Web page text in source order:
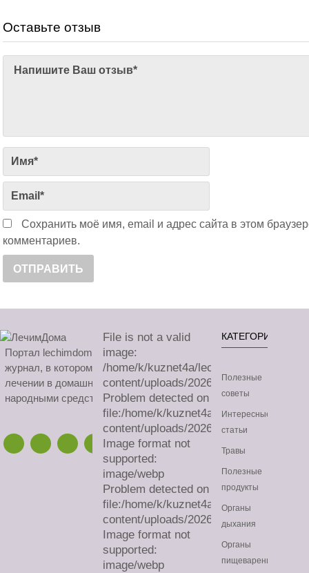
Оставьте отзыв
Сохранить моё имя, email и адрес сайта в этом
комментариев.
Портал lechimdoma.com - это онлайн-
журнал, в котором можно узнать все о
лечении в домашних условиях
народными средствами.
File is not a valid
image:
/home/k/kuznet4a/lechimdoma.com/
content/uploads/2026/08/sa.avif
Problem detected on
file:/home/k/kuznet4a/
content/uploads/2026/08/sa.avif
Image format not
supported:
image/webp
Problem detected on
file:/home/k/kuznet4a/
content/uploads/2026/08/sa.webp
Image format not
supported:
image/webp
КАТЕГОРИИ
Полезные
советы
Интересные
статьи
Травы
Полезные
продукты
Органы
дыхания
Органы
пищеварения